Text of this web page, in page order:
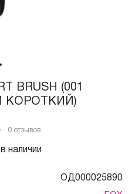
BRUSH (001
КОРОТКИЙ)
наличии
0 отзывов
ОД000025890